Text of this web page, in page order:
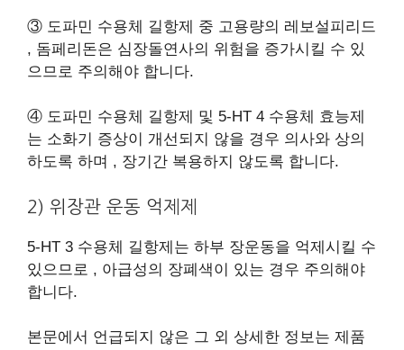
③ 도파민 수용체 길항제 중 고용량의 레보설피리드
, 돔페리돈은 심장돌연사의 위험을 증가시킬 수 있
으므로 주의해야 합니다.
④ 도파민 수용체 길항제 및 5-HT 4 수용체 효능제
는 소화기 증상이 개선되지 않을 경우 의사와 상의
하도록 하며 , 장기간 복용하지 않도록 합니다.
2) 위장관 운동 억제제
5-HT 3 수용체 길항제는 하부 장운동을 억제시킬 수
있으므로 , 아급성의 장폐색이 있는 경우 주의해야
합니다.
​본문에서 언급되지 않은 그 외 상세한 정보는 제품